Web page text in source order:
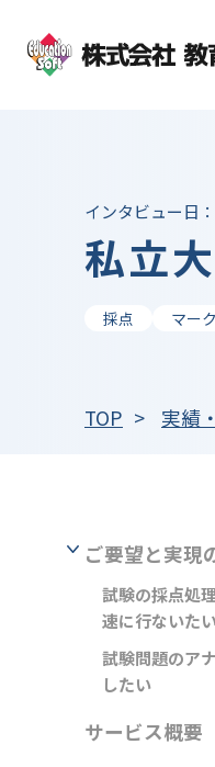
インタビュー日
私立
採点 マー
TOP 実績
ご要望と実現
試験の採点処
速に行ないた
試験問題のア
したい
サービス概要